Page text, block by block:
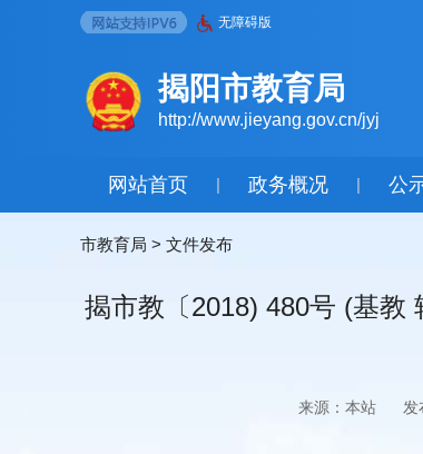
无障碍版
揭阳市教育局
http://www.jieyang.gov.cn/jyj
网站首页 | 政务概况 | 公
市教育局 > 文件发布
揭市教〔2018) 480号 (基教
来源：本站 发